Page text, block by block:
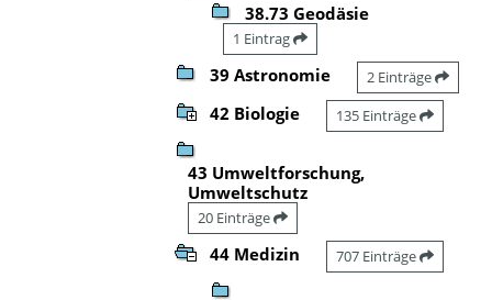
38.73 Geodäsie
1 Eintrag
39 Astronomie 2 Einträge
42 Biologie 135 Einträge
43 Umweltforschung,
Umweltschutz
20 Einträge
44 Medizin 707 Einträge